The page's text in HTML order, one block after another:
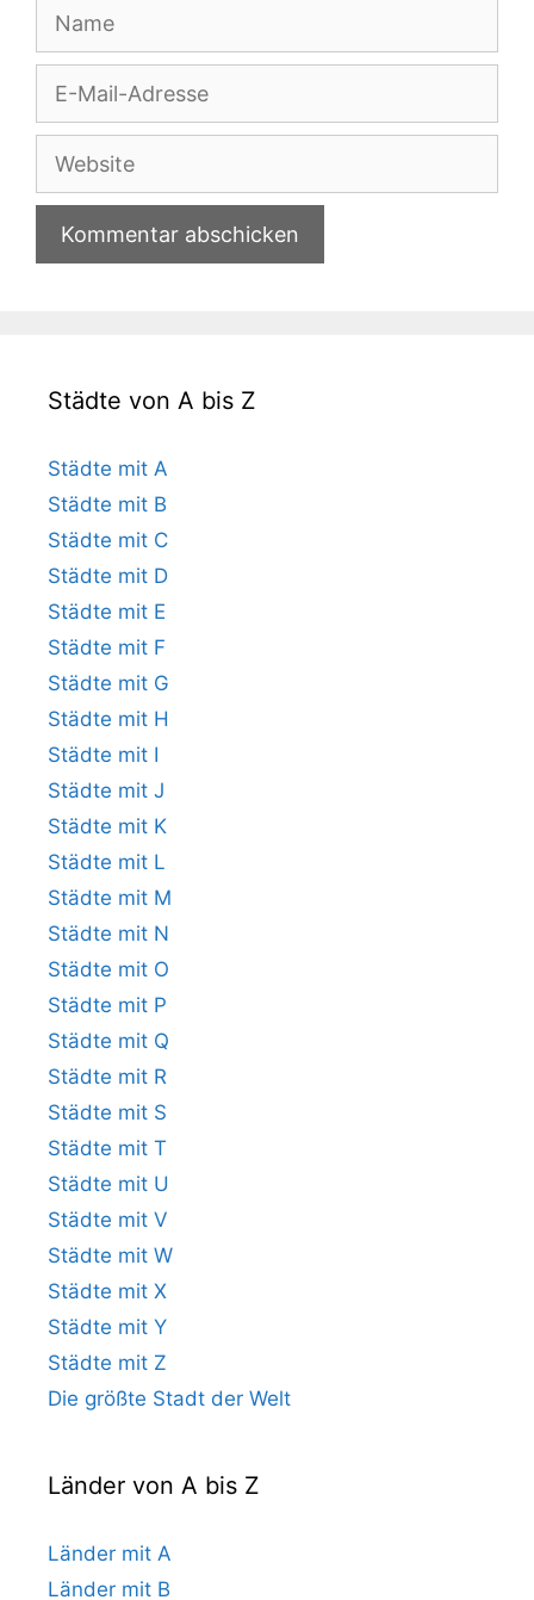
Adresse
Website
Städte von A bis Z
Städte mit A
Städte mit B
Städte mit C
Städte mit D
Städte mit E
Städte mit F
Städte mit G
Städte mit H
Städte mit I
Städte mit J
Städte mit K
Städte mit L
Städte mit M
Städte mit N
Städte mit O
Städte mit P
Städte mit Q
Städte mit R
Städte mit S
Städte mit T
Städte mit U
Städte mit V
Städte mit W
Städte mit X
Städte mit Y
Städte mit Z
Die größte Stadt der Welt
Länder von A bis Z
Länder mit A
Länder mit B